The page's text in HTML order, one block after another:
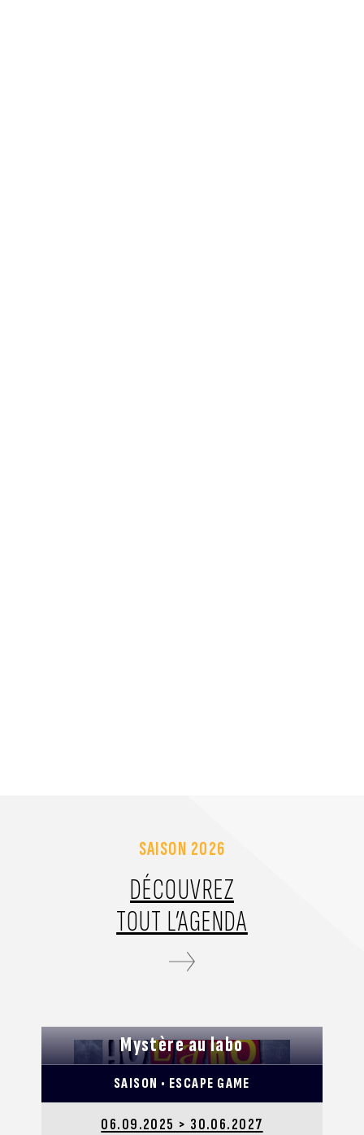
Mystère au labo
SAISON • ESCAPE GAME
06.09.2025 > 30.06.2027
SAISON 2026
DÉCOUVREZ
TOUT L’AGENDA